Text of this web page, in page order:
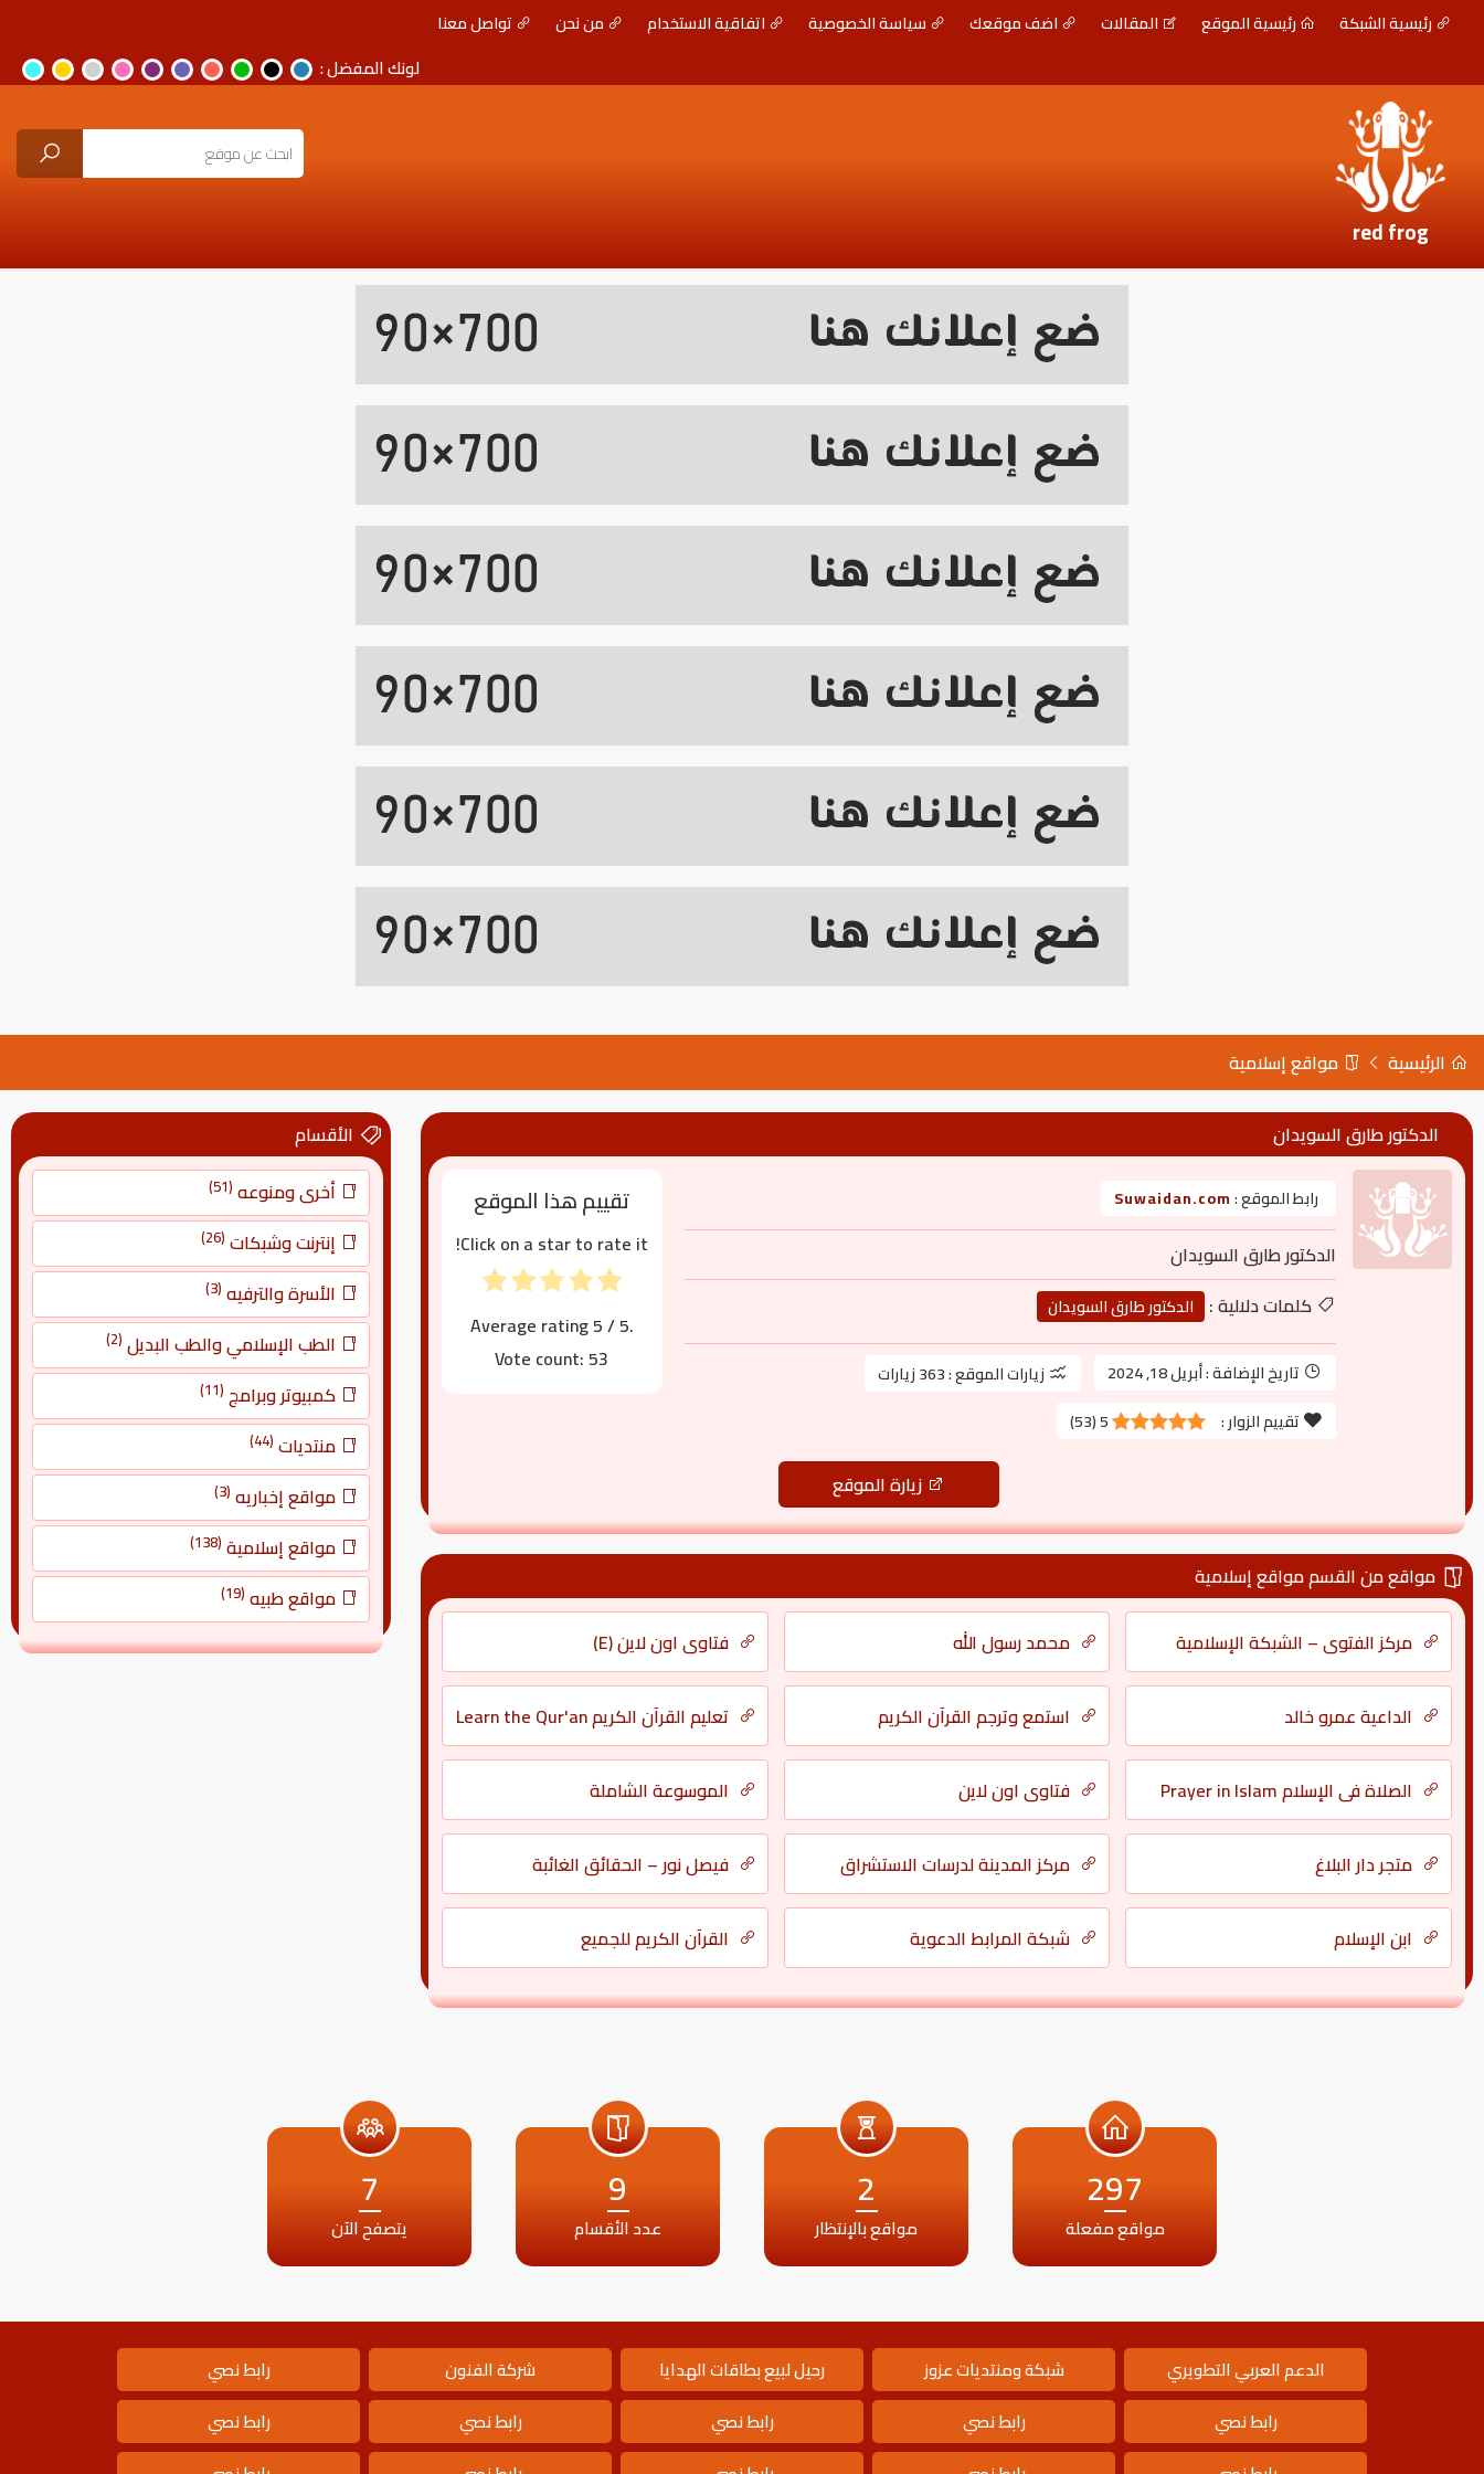
رئيسية الشبكة رئيسية الموقع المقالات اضف موقعك سياسة الخصوصية اتفاقية الاستخدام من نحن تواصل معنا
لونك المفضل :
red frog
الرئيسية مواقع إسلامية
الدكتور طارق السويدان
رابط الموقع :Suwaidan.com
الدكتور طارق السويدان
كلمات دلالية :
الدكتور طارق السويدان
تاريخ الإضافة :أبريل 18, 2024 زيارات الموقع :363 زيارات
تقييم الزوار :
5
(
53
)
تقييم هذا الموقع
Click on a star to rate it!
Average rating5/ 5.
Vote count:53
زيارة الموقع
مواقع من القسم مواقع إسلامية
مركز الفتوى – الشبكة الإسلامية
محمد رسول الله فتاوى اون لاين (E)
الداعية عمرو خالد استمع وترجم القرآن الكريم تعليم القرآن الكريم Learn the Qur'an
الصلاة في الإسلام Prayer in Islam فتاوى اون لاين الموسوعة الشاملة
متجر دار البلاغ مركز المدينة لدرسات الاستشراق فيصل نور – الحقائق الغائبة
ابن الإسلام شبكة المرابط الدعوية القرآن الكريم للجميع
الأقسام
أخرى ومنوعه (51)
إنترنت وشبكات (26)
الأسرة والترفيه (3)
الطب الإسلامي والطب البديل (2)
كمبيوتر وبرامج (11)
منتديات (44)
مواقع إخباريه (3)
مواقع إسلامية (138)
مواقع طبيه (19)
297
مواقع مفعلة
2
مواقع بالإنتظار
9
عدد الأقسام
7
يتصفح الآن
الدعم العربي التطويري شبكة ومنتديات عزوز رحيل لبيع بطاقات الهدايا شركة الفنون
رابط نصي
رابط نصي
رابط نصي رابط نصي رابط نصي
رابط نصي